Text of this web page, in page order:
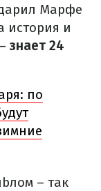
Марфе
история и
– знает 24
по
– так